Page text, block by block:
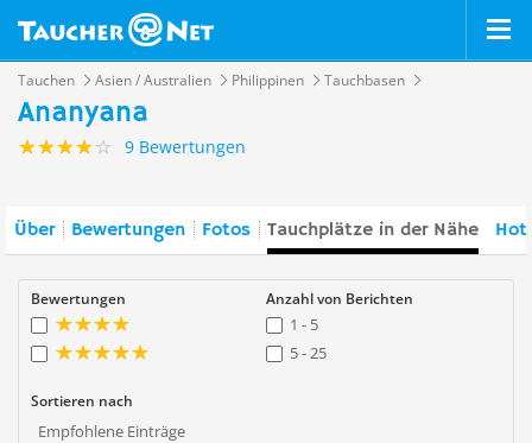
Tauchen Asien / Australien Philippinen Tauchbasen
Ananyana
9 Bewertungen
Über Bewertungen Fotos Tauchplätze in der Nähe
Bewertungen Anzahl von Berichten
1 - 5
5 - 25
Sortieren nach
Empfohlene Einträge